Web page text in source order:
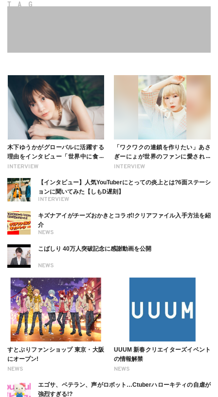
TAG
INTERVIEW
木下ゆうかがグローバルに活躍する
理由をインタビュー「世界中に食べ
る幸せを伝えたい」新事務所加入に
INTERVIEW
「ワクワクの連鎖を作りたい」あさ
ぎーにょが世界のファンに愛される
理由【インタビュー】
INTERVIEW
【インタビュー】人気YouTuberにとっての炎上とは?6面ステーシ
ョンに聞いてみた【しもD遅刻】
NEWS
キズナアイがチーズおかきとコラボ!クリアファイル入手方法を紹
介
NEWS
こばしり 40万人突破記念に感謝動画を公開
NEWS
すとぷりファンショップ 東京・大阪
にオープン!
NEWS
UUUM 新春クリエイターズイベント
の情報解禁
エゴサ、ベテラン、声がロボット…Ctuberハローキティの自虐が
強烈すぎる!?